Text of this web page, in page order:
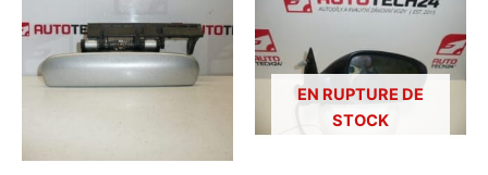
EN RUPTURE DE
STOCK